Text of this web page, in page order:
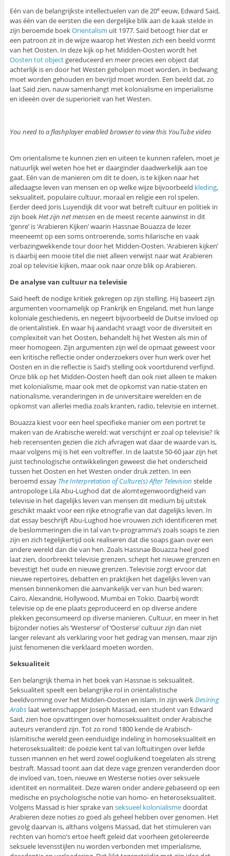
Eén van de belangrijkste intellectuelen van de 20eeeuw, Edward Said,
was één van de eersten die een dergelijke blik aan de kaak stelde in
zijn beroemde boekOrientalism uit 1977. Said betoogt hier dat er
een patroon zit in de wijze waarop het Westen zich een beeld vormt
van het Oosten. In deze kijk op het Midden-Oosten wordt het
Oosten tot objectgereduceerd en meer precies een object dat
achterlijk is en door het Westen geholpen moet worden, in bedwang
moet worden gehouden en bevrijd moet worden. Een beeld dat, zo
laat Said zien, nauw samenhangt met kolonialisme en imperialisme
en ideeën over de superiorieit van het Westen.
You need to a flashplayer enabled browser to view this YouTube video
Om orientalisme te kunnen zien en uiteen te kunnen rafelen, moet je
natuurlijk wel weten hoe het er daarginder daadwerkelijk aan toe
gaat. Eén van de manieren om dit te doen, is te kijken naar het
alledaagse leven van mensen en op welke wijze bijvoorbeeld kleding,
seksualiteit, populaire cultuur, moraal en religie een rol spelen.
Eerder deed Joris Luyendijk dit voor wat betreft cultuur en politiek in
zijn boekHet zijn net mensen en de meest recente aanwinst in dit
‘genre’ is ‘Arabieren Kijken’ waarin Hassnae Bouazza de lezer
meeneemt op een soms ontroerende, soms hilarische en vaak
verbazingwekkende tour door het Midden-Oosten. ‘Arabieren kijken’
is daarbij een mooie titel die niet alleen verwijst naar wat Arabieren
zoal op televisie kijken, maar ook naar onze blik op Arabieren.
De analyse van cultuur na televisie
Said heeft de nodige kritiek gekregen op zijn stelling. Hij baseert zijn
argumenten voornamelijk op Frankrijk en Engeland, met hun lange
koloniale geschiedenis, en negeert bijvoorbeeld de Duitse invloed op
de orientalistiek. En waar hij aandacht vraagt voor de diversiteit en
complexiteit van het Oosten, behandelt hij het Westen als min of
meer homogeen. Zijn argumenten zijn wel de opmaat geweest voor
een kritische reflectie onder onderzoekers over hun werk over het
Oosten en in die reflectie is Said’s stelling ook voortdurend verfijnd.
Onze blik op het Midden-Oosten heeft dan ook niet alleen te maken
met kolonialisme, maar ook met de opkomst van natie-staten en
nationalisme, veranderingen in de universitaire werelden en de
opkomst van allerlei media zoals kranten, radio, televisie en internet.
Bouazza kiest voor een heel specifieke manier om een portret te
maken van de Arabische wereld: wat verschijnt er zoal op televisie? Ik
heb recensenten gezien die zich afvragen wat daar de waarde van is,
maar volgens mij is het een voltreffer. In de laatste 50-60 jaar zijn het
juist technologische ontwikkelingen geweest die het onderscheid
tussen het Oosten en het Westen onder druk zetten. In een
beroemd essay The Interpretation of Culture(s) After Television stelde
antropologe Lila Abu-Lughod dat de alomtegenwoordigheid van
televisie in het dagelijks leven van mensen dit medium bij uitstek
geschikt maakt voor een rijke etnografie van dat dagelijks leven. In
dat essay beschrijft Abu-Lughod hoe vrouwen zich identificeren met
de beslommeringen die in tal van tv-programma’s zoals soaps te zien
zijn en zich tegelijkertijd ook realiseren dat die soaps gaan over een
andere wereld dan die van hen. Zoals Hassnae Bouazza heel goed
laat zien, doorbreekt televisie grenzen, schept het nieuwe grenzen en
bevestigt het oude en nieuwe grenzen. Televisie zorgt ervoor dat
nieuwe repertoires, debatten en praktijken het dagelijks leven van
mensen binnenkomen die aanvankelijk ver van hun bed waren:
Cairo, Alexandrië, Hollywood, Mumbai en Tokio. Daarbij wordt
televisie op de ene plaats geproduceerd en op diverse andere
plekken geconsumeerd op diverse manieren. Cultuur, en meer in het
bijzonder noties als ‘Westerse’ of ‘Oosterse’ cultuur zijn dan niet
langer relevant als verklaring voor het gedrag van mensen, maar zijn
juist fenomenen die verklaard moeten worden.
Seksualiteit
Een belangrijk thema in het boek van Hassnae is seksualiteit.
Seksualiteit speelt een belangrijke rol in oriëntalistische
beeldvorming over het Midden-Oosten en islam. In zijn werkDesiring
Arabslaat wetenschapper Joseph Massad, een student van Edward
Said, zien hoe opvattingen over homoseksualiteit onder Arabische
auteurs veranderd zijn. Tot zo rond 1800 kende de Arabisch-
islamitische wereld geen eenduidige indeling in homoseksualiteit en
heteroseksualiteit: de poëzie kent tal van loftuitingen over liefde
tussen mannen en het werd zowel oogluikend toegelaten als streng
bestraft. Massad toont aan dat deze vage grenzen veranderden door
de invloed van, toen, nieuwe en Westerse noties over seksuele
identiteit en normaliteit. Deze waren onder andere gebaseerd op een
medische en psychologische notie van homo- en heteroseksualiteit.
Volgens Massad is hier sprake van seksueel kolonialismedoordat
Arabieren deze noties zo goed als geheel hebben over genomen. Het
gevolg daarvan is, althans volgens Massad, dat het stimuleren van
rechten van homo’s ertoe heeft geleid dat voorheen getolereerde
seksuele levensstijlen nu worden verbonden met imperialisme,